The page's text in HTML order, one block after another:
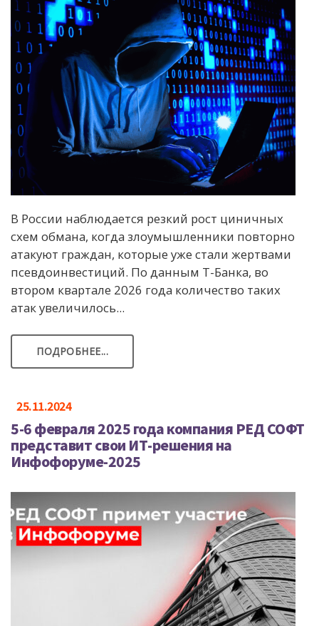
В России наблюдается резкий рост циничных
схем обмана, когда злоумышленники повторно
атакуют граждан, которые уже стали жертвами
псевдоинвестиций. По данным Т-Банка, во
втором квартале 2026 года количество таких
атак увеличилось...
ПОДРОБНЕЕ...
25.11.2024
5-6 февраля 2025 года компания РЕД СОФТ
представит свои ИТ-решения на
Инфофоруме-2025